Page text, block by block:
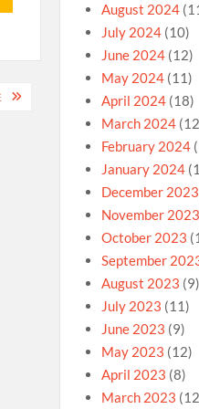
August 2024
July 2024(10)
June 2024(12)
May 2024(11)
April 2024(18)
March 2024
February 2024
January 2024
December 2023
November 2023
October 2023
September
August 2023 (9)
July 2023 (11)
June 2023 (9)
May 2023 (12)
April 2023 (8)
March 2023